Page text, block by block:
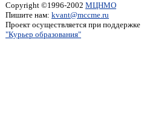
Copyright ©1996-2002 МЦНМО
Пишите нам: kvant@mccme.ru
Проект осуществляется при поддержке
"Курьер образования"